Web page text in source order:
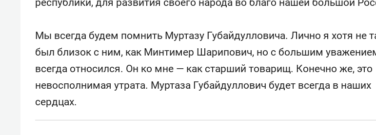
республики, для развития своего народа во благо нашей большой
Мы всегда будем помнить Муртазу Губайдулловича. Лично я хотя не
был близок с ним, как Минтимер Шарипович, но с большим
всегда относился. Он ко мне — как старший товарищ. Конечно же, это
невосполнимая утрата. Муртаза Губайдуллович будет всегда в наших
сердцах.